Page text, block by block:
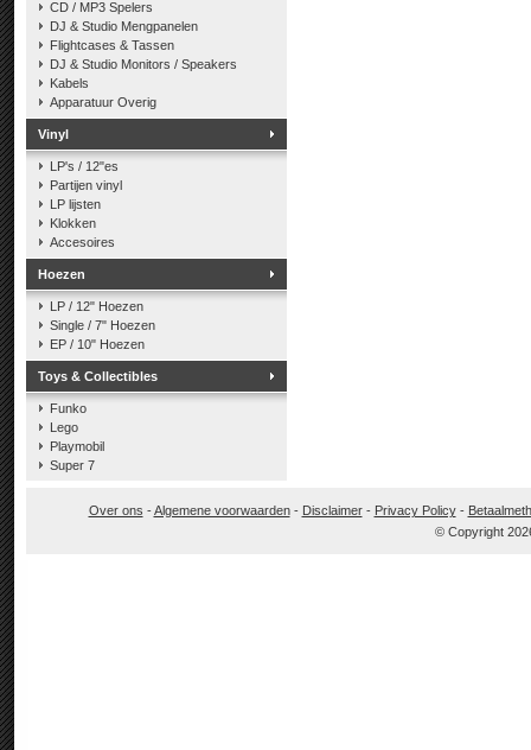
CD / MP3 Spelers
DJ & Studio Mengpanelen
Flightcases & Tassen
DJ & Studio Monitors / Speakers
Kabels
Apparatuur Overig
Vinyl
LP's / 12"es
Partijen vinyl
LP lijsten
Klokken
Accesoires
Hoezen
LP / 12" Hoezen
Single / 7" Hoezen
EP / 10" Hoezen
Toys & Collectibles
Funko
Lego
Playmobil
Super 7
Over ons -Algemene voorwaarden- Disclaimer- Privacy Policy-
© Copyright